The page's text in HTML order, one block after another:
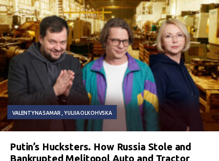
VALENTYNA SAMAR YULIIA OLKOHVSKA
Putin’s Hucksters. How Russia Stole and
Bankrupted Melitopol Auto and Tractor